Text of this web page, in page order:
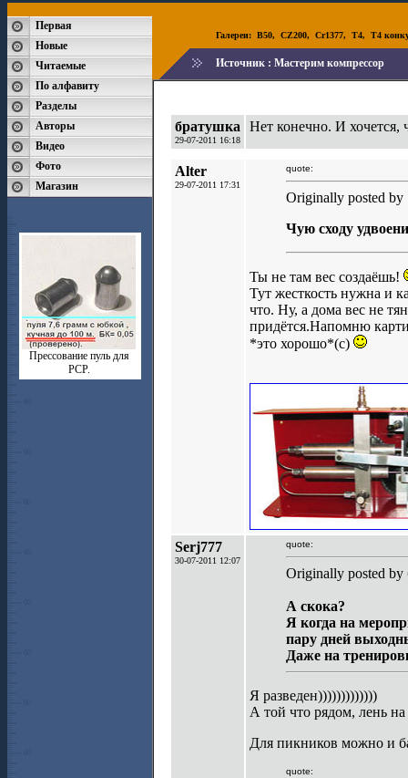
Первая
Новые
Читаемые
По алфавиту
Разделы
Авторы
Видео
Фото
Магазин
Прессование пуль для
РСР.
Галереи: B50, CZ200, Cr1377, T4, T4
Источник : Мастерим компрессор
братушка
29-07-2011 16:18
Нет конечно. И хочется,
Alter
29-07-2011 17:31
quote:
Originally posted by
Чую сходу
Ты не там вес создаёшь!
Тут жесткость нужна и
что. Ну, а дома вес не
придётся.Напомню
*это хорошо*(с)
Serj777
30-07-2011 12:07
quote:
Originally posted by
А скока?
Я когда на
пару дней
Даже на
Я разведен)))))))))))))
А той что рядом, лень
Для пикников можно и
quote: